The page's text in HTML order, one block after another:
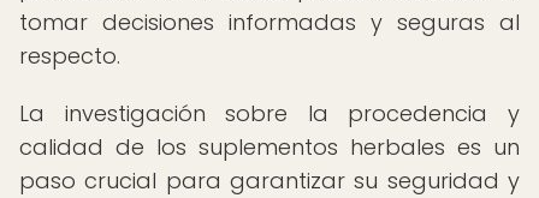
tomar decisiones informadas y seguras al
respecto.
La investigación sobre la procedencia y
calidad de los suplementos herbales es un
paso crucial para garantizar su seguridad y